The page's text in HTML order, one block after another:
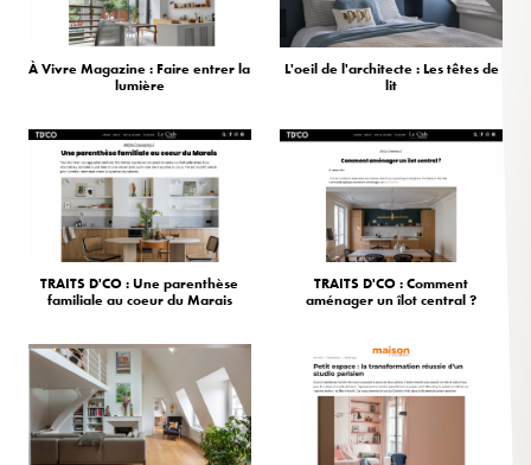
À Vivre Magazine : Faire entrer la
lumière
L'oeil de l'architecte : Les têtes de
lit
TRAITS D'CO : Une parenthèse
familiale au coeur du Marais
TRAITS D'CO : Comment
aménager un îlot central ?